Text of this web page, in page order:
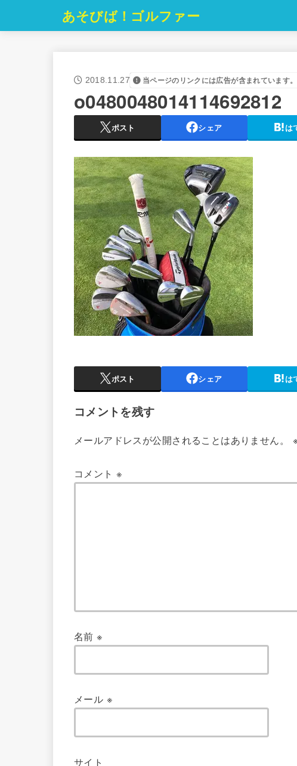
あそびば！ゴルファー
2018.11.27 当ページのリンクには広告が含まれています。
o0480048014114692812
ポスト シェア は
ポスト シェア は
コメントを残す
メールアドレスが公開されることはありません。
コメント※
名前※
メール ※
サイト